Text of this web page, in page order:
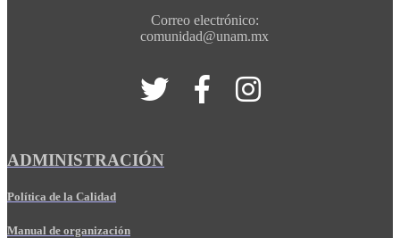
Correo electrónico:
comunidad@unam.mx
ADMINISTRACIÓN
Política de la Calidad
Manual de organización